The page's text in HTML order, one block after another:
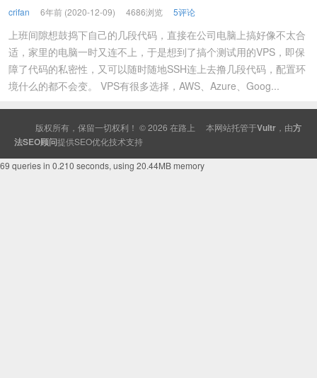
crifan 6年前 (2020-12-09) 4686浏览 5评论
上班间隙想鼓捣下自己的几段代码，直接在公司电脑上搞好像不太合
适，家里的电脑一时又连不上，于是想到了搞个测试用的VPS，即保
障了代码的私密性，又可以随时随地SSH连上去撸几段代码，配置环
境什么的都不会变。 VPS有很多选择，AWS、Azure、Goog...
版权所有，保留一切权利！ © 2026 在路上 本网站托管于Vultr ，由方
法SEO顾问提供SEO优化技术支持
69 queries in 0.210 seconds, using 20.44MB memory